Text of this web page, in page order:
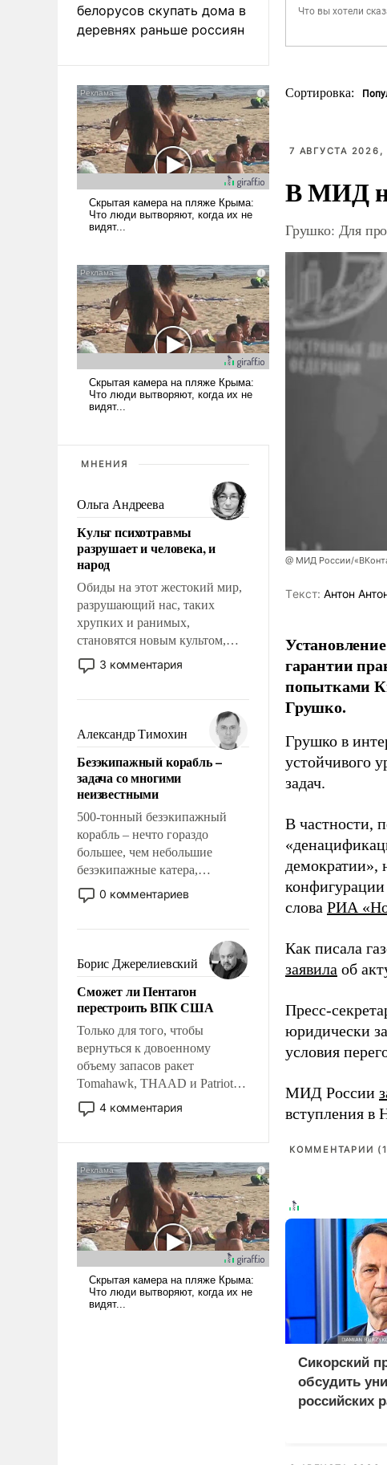
белорусов скупать дома в
деревнях раньше россиян
МНЕНИЯ
Ольга Андреева
Культ психотравмы
разрушает и человека, и
народ
Обиды на этот жестокий мир,
разрушающий нас, таких
хрупких и ранимых,
становятся новым культом,
постепенно вытесняя и
отменяя традиционное
мужественным и твердым под
ударами судьбы, брать на себя
ответственность, помогать
слабым, идти вперед и
адаптироваться.
3 комментария
Александр Тимохин
Безэкипажный корабль –
задача со многими
неизвестными
500-тонный безэкипажный
корабль – нечто гораздо
большее, чем небольшие
безэкипажные катера,
применение которых уже
стало обыденностью. Задача по
сложна и амбициозна. Однако
и ее реализация радикально
поднимет наши боевые
возможности.
0 комментариев
Борис Джерелиевский
Сможет ли Пентагон
перестроить ВПК США
Только для того, чтобы
вернуться к довоенному
объему запасов ракет
Tomahawk, THAAD и Patriot
США потребуется более трех
лет. Даже небольшая война с
Сложившаяся ситуация
означает многолетний период
уязвимости США, например,
перед Китаем.
4 комментария
Сортировка:
7 АВГУСТА 2026,
В МИД
Грушко: Для
@ МИД России/
Tекст: Антон
гарантии
попытками
Грушко.
Грушко в
устойчивого
задач.
В частности,
демократии»,
слова РИА
Как писала
заявила об
Пресс-
юридически
условия
МИД России
вступления в
КОММЕНТАРИИ
Сикорский
обсудить
российских